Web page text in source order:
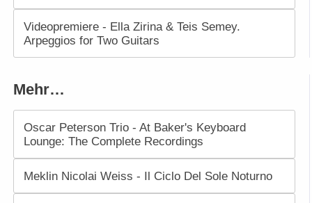
Videopremiere - Ella Zirina & Teis Semey.
Arpeggios for Two Guitars
Mehr…
Oscar Peterson Trio - At Baker's Keyboard
Lounge: The Complete Recordings
Meklin Nicolai Weiss - Il Ciclo Del Sole Noturno